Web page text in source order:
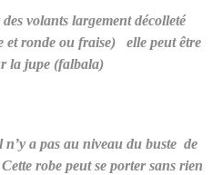
volants largement décolleté
et ronde ou fraise) elle peut être
la jupe (falbala)
a pas au niveau du buste de
robe peut se porter sans rien